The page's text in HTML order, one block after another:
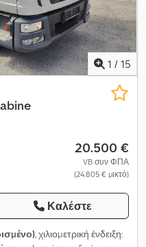
1 / 15
20.500 €
VB συν ΦΠΑ
(24.805 € μικτό)
Καλέστε
, χιλιομετρική ένδειξη: